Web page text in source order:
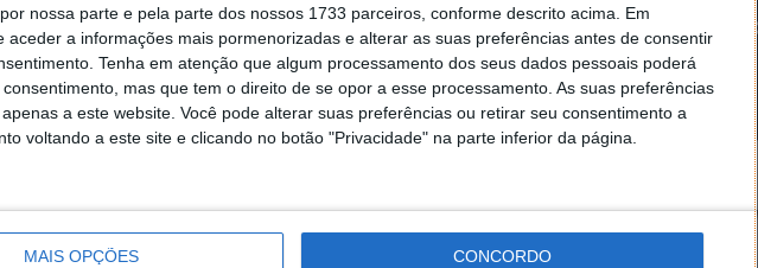
nossa parte e pela parte dos nossos 1733 parceiros, conforme descrito acima. Em
aceder a informações mais pormenorizadas e alterar as suas preferências antes de consentir
Tenha em atenção que algum processamento dos seus dados pessoais poderá
mas que tem o direito de se opor a esse processamento. As suas preferências
a este website. Você pode alterar suas preferências ou retirar seu consentimento a
voltando a este site e clicando no botão "Privacidade" na parte inferior da página.
MAIS OPÇÕES CONCORDO
às 19:51
mail algum.
NEWSLETTER